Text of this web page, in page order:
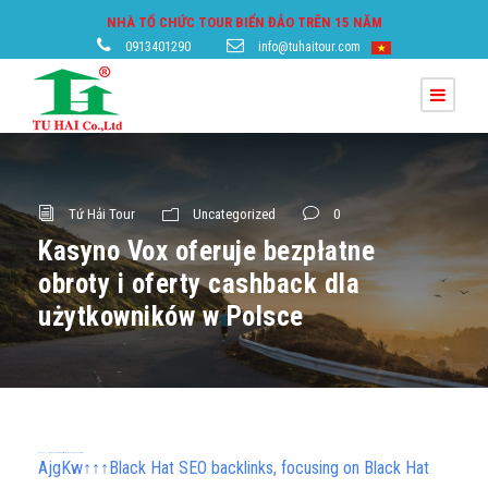
NHÀ TỔ CHỨC TOUR BIỂN ĐẢO TRÊN 15 NĂM
0913401290 info@tuhaitour.com
Tứ Hải Tour Uncategorized 0
Kasyno Vox oferuje bezpłatne
obroty i oferty cashback dla
użytkowników w Polsce
AjgKw↑↑↑Black Hat SEO backlinks, focusing on Black Hat